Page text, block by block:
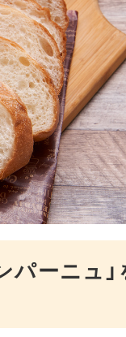
パーニュ」